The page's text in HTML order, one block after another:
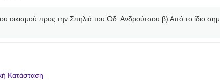
οικισμού προς την Σπηλιά του Οδ. Ανδρούτσου β) Από το ίδιο
Κατάσταση